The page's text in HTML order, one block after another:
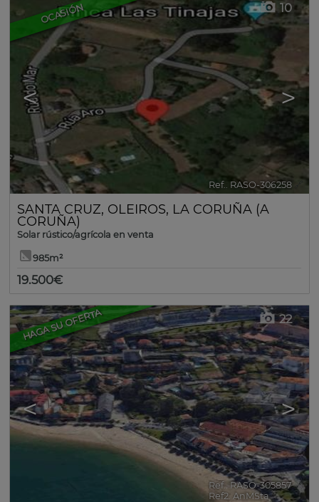
OCASIÓN
< >
10
Ref.. RASO-306258
SANTA CRUZ, OLEIROS, LA CORUÑA (A
CORUÑA)
Solar rústico/agrícola en venta
985m²
19.500€
HAGA SU OFERTA
< >
22
Ref.. RASO-305857 🔗
Ref2. AnMSta